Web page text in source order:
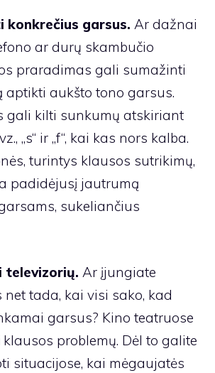
konkrečius garsus. Ar dažnai
ar durų skambučio
praradimas gali sumažinti
aptikti aukšto tono garsus.
gali kilti sunkumų atskiriant
„s“ ir „f“, kai kas nors kalba.
turintys klausos sutrikimų,
padidėjusį jautrumą
sukeliančius
televizorių. Ar įjungiate
tada, kai visi sako, kad
garsus? Kino teatruose
problemų. Dėl to galite
situacijose, kai mėgaujatės